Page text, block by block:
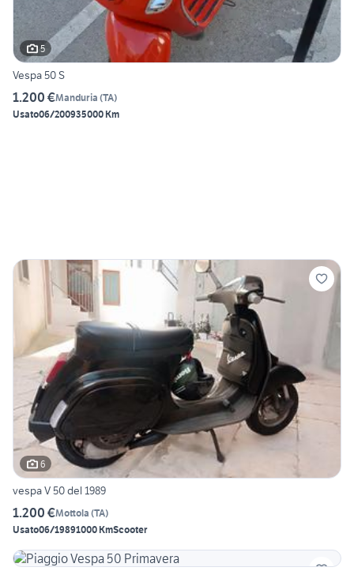
5
Vespa 50 S
1.200 €Manduria (TA)
Usato06/200935000 Km
6
vespa V 50 del 1989
1.200 €Mottola (TA)
Usato06/19891000 KmScooter